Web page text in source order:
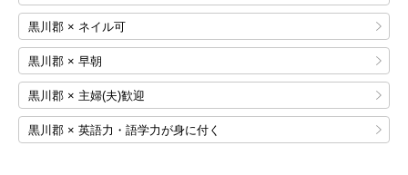
黒川郡 × ネイル可
黒川郡 × 早朝
黒川郡 × 主婦(夫)歓迎
黒川郡 × 英語力・語学力が身に付く